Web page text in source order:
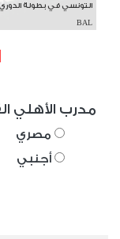
التونسي في بطولة الدوري
BAL
مدرب الأهلي
مصري
أجنبي